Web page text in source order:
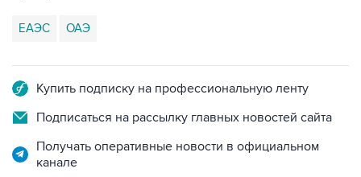
ЕАЭС ОАЭ
Купить подписку на профессиональную ленту
Подписаться на рассылку главных новостей сайта
Получать оперативные новости в официальном
канале